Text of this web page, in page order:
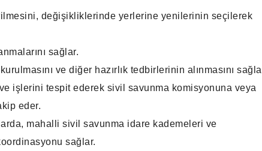
değişikliklerinde yerlerine yenilerinin seçilerek
sağlar.
ve diğer hazırlık tedbirlerinin alınmasını
işlerini tespit ederek sivil savunma komisyonuna veya
eder.
mahalli sivil savunma idare kademeleri ve
sağlar.